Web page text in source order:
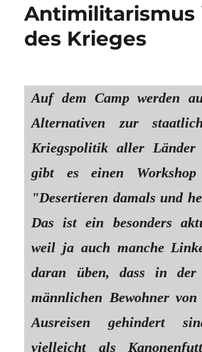
Antimilitarismus
des Krieges
Auf dem Camp werden
Alternativen zur
Kriegspolitik aller Länder
gibt es einen
"Desertieren damals und
Das ist ein besonders
weil ja auch manche
daran üben, dass in
männlichen Bewohner
Ausreisen gehindert
vielleicht als